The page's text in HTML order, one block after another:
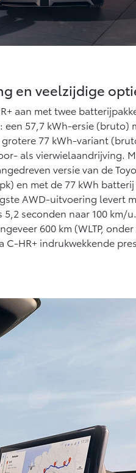
en veelzijdige
aan met twee
57,7 kWh-ersie (bruto)
77 kWh-variant
als vierwielaandrijving.
versie van de
en met de 77 kWh
AWD-uitvoering levert
seconden naar 100 km/
600 km (WLTP,
C-HR+ indrukwekkende